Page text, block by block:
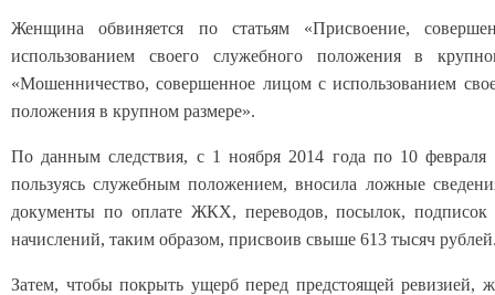
Женщина обвиняется по статьям «Присвоение,
использованием своего служебного положения в
«Мошенничество, совершенное лицом с использованием
положения в крупном размере».
По данным следствия, с 1 ноября 2014 года по 10 февраля
пользуясь служебным положением, вносила ложные
документы по оплате ЖКХ, переводов, посылок,
начислений, таким образом, присвоив свыше 613 тысяч
Затем, чтобы покрыть ущерб перед предстоящей ревизией,